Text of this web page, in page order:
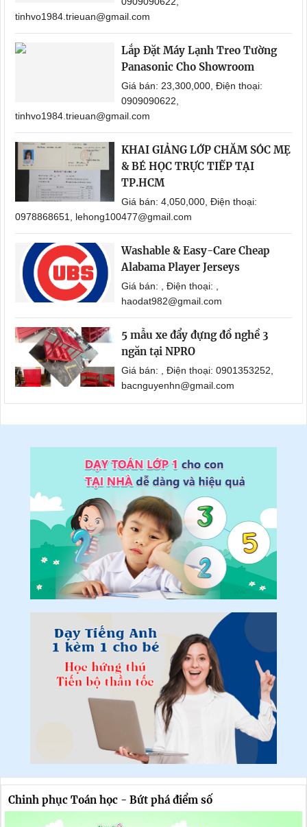
tinhvo1984.trieuan@gmail.com
Lắp Đặt Máy Lạnh Treo Tường
Panasonic Cho Showroom
Giá bán: 23,300,000, Điện thoại:
0909090622,
tinhvo1984.trieuan@gmail.com
KHAI GIẢNG LỚP CHĂM SÓC MẸ
& BÉ HỌC TRỰC TIẾP TẠI
TP.HCM
Giá bán: 4,050,000, Điện thoại:
0978868651, lehong100477@gmail.com
Washable & Easy-Care Cheap
Alabama Player Jerseys
Giá bán: , Điện thoại: ,
haodat982@gmail.com
5 mẫu xe đẩy đựng đồ nghề 3
ngăn tại NPRO
Giá bán: , Điện thoại: 0901353252,
bacnguyenhn@gmail.com
Chinh phục Toán học - Bứt phá điểm số